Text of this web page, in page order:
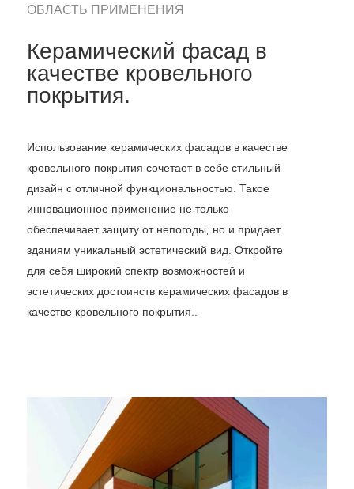
ОБЛАСТЬ ПРИМЕНЕНИЯ
Керамический фасад в
качестве кровельного
покрытия.
Использование керамических фасадов в качестве
кровельного покрытия сочетает в себе стильный
дизайн с отличной функциональностью. Такое
инновационное применение не только
обеспечивает защиту от непогоды, но и придает
зданиям уникальный эстетический вид. Откройте
для себя широкий спектр возможностей и
эстетических достоинств керамических фасадов в
качестве кровельного покрытия..